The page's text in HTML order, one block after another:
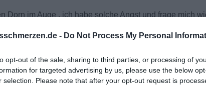
- Do Not Process My Personal
opt-out of the sale, sharing to third parties, or processing of
for targeted advertising by us, please use the below
selection. Please note that after your opt-out request is
Dorn im Auge . ich habe solche Angst und frage mich
1 Tag persönlich kennenlernte ? Will er sie nur warm
eifersüchtig bin und man merkt richtig dass er mit allem
offiziell weiß ich von nichts .